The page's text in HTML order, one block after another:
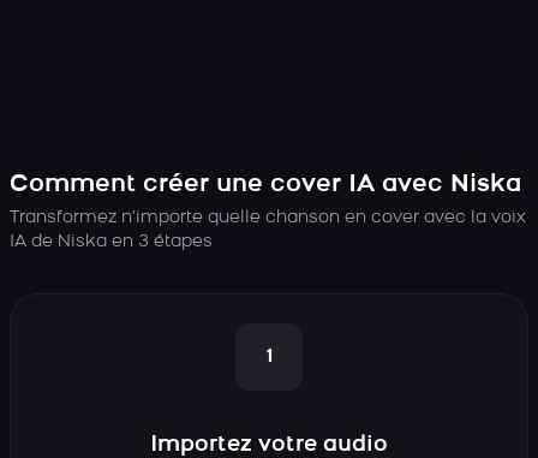
Comment créer une cover IA avec Niska
Transformez n’importe quelle chanson en cover avec la voix
IA de Niska en 3 étapes
1
Importez votre audio